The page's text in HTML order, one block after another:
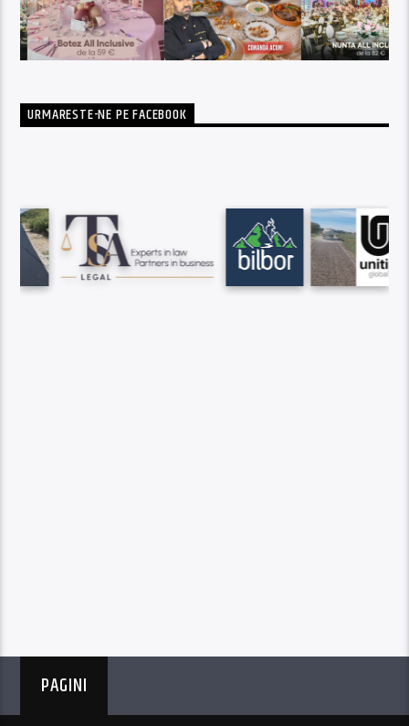
URMARESTE-NE PE FACEBOOK
PAGINI